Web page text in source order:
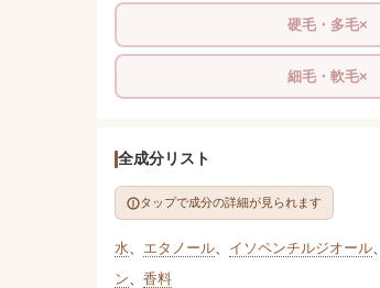
硬毛・多毛×
細毛・軟毛×
全成分リスト
タップで成分の詳細が見られます
水、 エタノール、 イソペンチルジオール、
ン、 香料